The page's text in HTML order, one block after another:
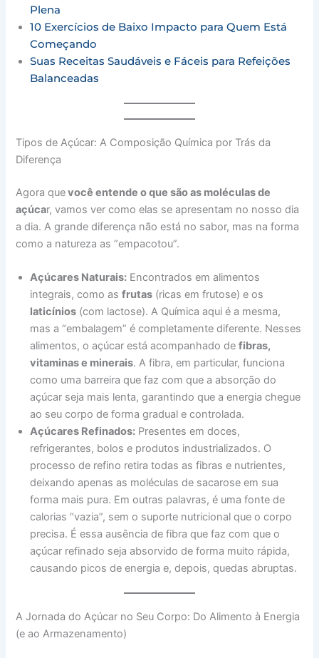
Plena
10 Exercícios de Baixo Impacto para Quem Está
Começando
Suas Receitas Saudáveis ​​e Fáceis para Refeições
Balanceadas
Tipos de Açúcar: A Composição Química por Trás da
Diferença
Agora quevocê entende o que são as moléculas de
açúcar, vamos ver como elas se apresentam no nosso dia
a dia. A grande diferença não está no sabor, mas na forma
como a natureza as “empacotou”.
Açúcares Naturais: Encontrados em alimentos
integrais, como asfrutas (ricas em frutose) e os
laticínios (com lactose). A Química aqui é a mesma,
mas a “embalagem” é completamente diferente. Nesses
alimentos, o açúcar está acompanhado defibras,
vitaminas e minerais. A fibra, em particular, funciona
como uma barreira que faz com que a absorção do
açúcar seja mais lenta, garantindo que a energia chegue
ao seu corpo de forma gradual e controlada.
Açúcares Refinados: Presentes em doces,
refrigerantes, bolos e produtos industrializados. O
processo de refino retira todas as fibras e nutrientes,
deixando apenas as moléculas de sacarose em sua
forma mais pura. Em outras palavras, é uma fonte de
calorias “vazia”, sem o suporte nutricional que o corpo
precisa. É essa ausência de fibra que faz com que o
açúcar refinado seja absorvido de forma muito rápida,
causando picos de energia e, depois, quedas abruptas.
A Jornada do Açúcar no Seu Corpo: Do Alimento à Energia
(e ao Armazenamento)